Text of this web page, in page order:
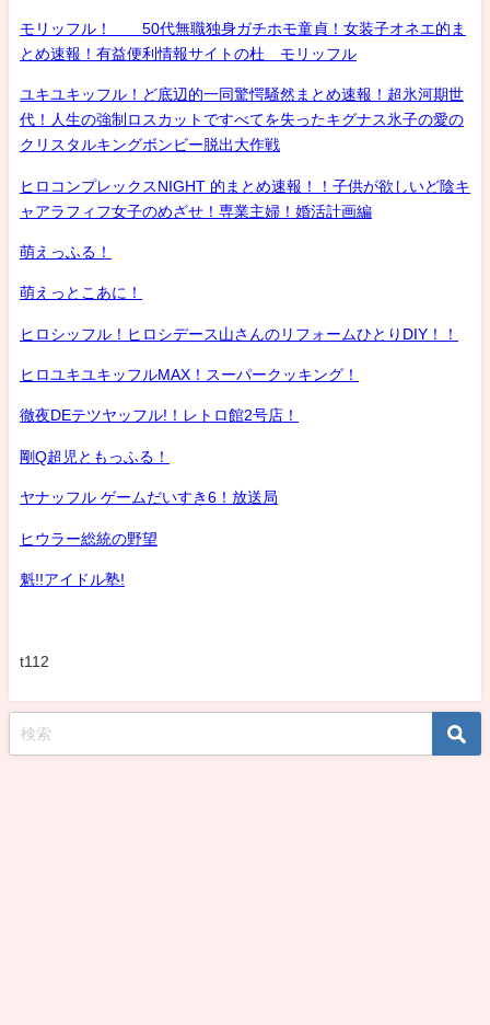
モリッフル！ 50代無職独身ガチホモ童貞！女装子オネエ的ま
とめ速報！有益便利情報サイトの杜 モリッフル
ユキユキッフル！ど底辺的一同驚愕騒然まとめ速報！超氷河期世
代！人生の強制ロスカットですべてを失ったキグナス氷子の愛の
クリスタルキングボンビー脱出大作戦
ヒロコンプレックスNIGHT 的まとめ速報！！子供が欲しいど陰キ
ャアラフィフ女子のめざせ！専業主婦！婚活計画編
萌えっふる！
萌えっとこあに！
ヒロシッフル！ヒロシデース山さんのリフォームひとりDIY！！
ヒロユキユキッフルMAX！スーパークッキング！
徹夜DEテツヤッフル!！レトロ館2号店！
剛Q超児ともっふる！
ヤナッフル ゲームだいすき6！放送局
ヒウラー総統の野望
魁!!アイドル塾!
t112